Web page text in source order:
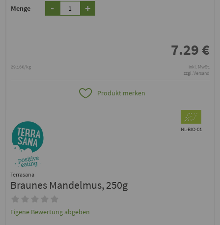
Menge - +
7.29€
29.16€/kg
inkl. MwSt.
zzgl. Versand
Produkt merken
NL-BIO-01
Terrasana
Braunes Mandelmus, 250g
Eigene Bewertung abgeben